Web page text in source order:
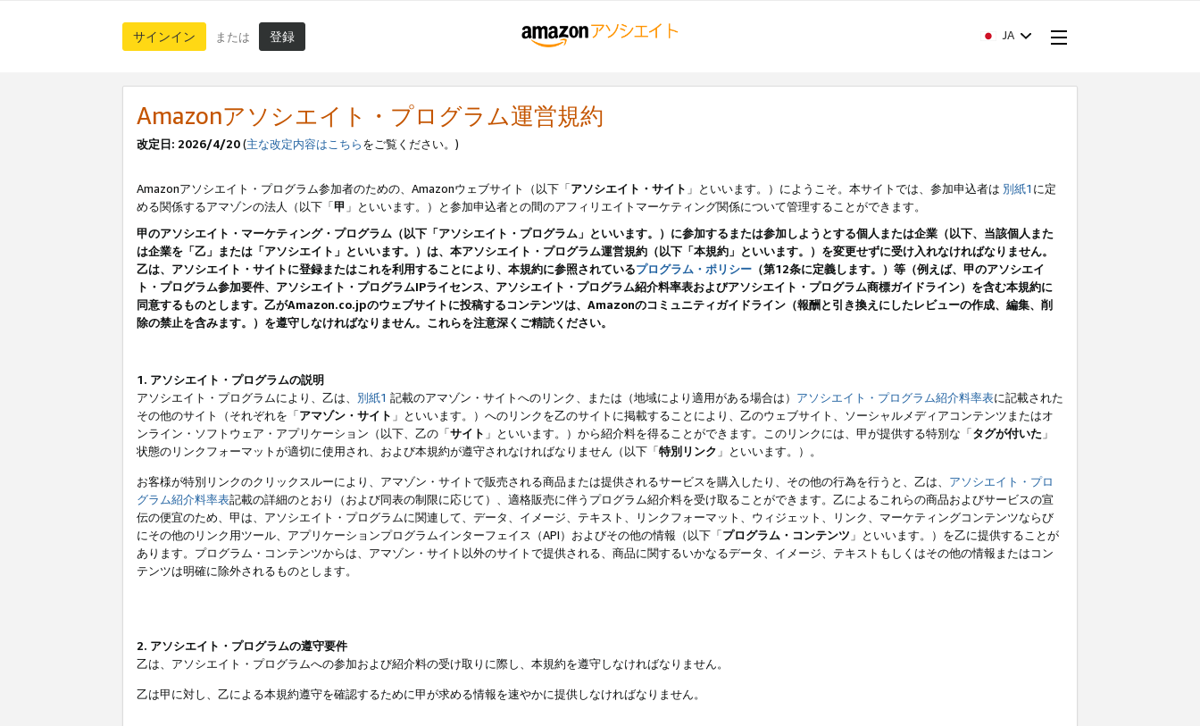
サインイン または 登録 JA
Amazonアソシエイト・プログラム運営規約
改定日: 2026/4/20(主な改定内容はこちらをご覧ください。)
Amazonアソシエイト・プログラム参加者のための、Amazonウェブサイト（以下「アソシエイト・サイト 」といいます。）にようこそ。本サイトでは、参加申込者は 別紙1 に定
める関係するアマゾンの法人（以下「甲 」といいます。）と参加申込者との間のアフィリエイトマーケティング関係について管理することができます。
甲のアソシエイト・マーケティング・プログラム（以下「アソシエイト・プログラム」といいます。）に参加するまたは参加しようとする個人または企業（以下、当該個人また
は企業を「乙」または「アソシエイト」といいます。）は、本アソシエイト・プログラム運営規約（以下「本規約」といいます。）を変更せずに受け入れなければなりません。
乙は、アソシエイト・サイトに登録またはこれを利用することにより、本規約に参照されているプログラム・ポリシー （第12条に定義します。）等（例えば、甲のアソシエイ
ト・プログラム参加要件、アソシエイト・プログラムIPライセンス、アソシエイト・プログラム紹介料率表およびアソシエイト・プログラム商標ガイドライン）を含む本規約に
同意するものとします。乙がAmazon.co.jpのウェブサイトに投稿するコンテンツは、Amazonのコミュニティガイドライン（報酬と引き換えにしたレビューの作成、編集、削
除の禁止を含みます。）を遵守しなければなりません。これらを注意深くご精読ください。
1. アソシエイト・プログラムの説明
アソシエイト・プログラムにより、乙は、 別紙1 記載のアマゾン・サイトへのリンク、または（地域により適用がある場合は） アソシエイト・プログラム紹介料率表に記載された
その他のサイト（それぞれを「アマゾン・サイト 」といいます。）へのリンクを乙のサイトに掲載することにより、乙のウェブサイト、ソーシャルメディアコンテンツまたはオ
ンライン・ソフトウェア・アプリケーション（以下、乙の「サイト 」といいます。）から紹介料を得ることができます。このリンクには、甲が提供する特別な「タグが付いた 」
状態のリンクフォーマットが適切に使用され、および本規約が遵守されなければなりません（以下「特別リンク 」といいます。）。
お客様が特別リンクのクリックスルーにより、アマゾン・サイトで販売される商品または提供されるサービスを購入したり、その他の行為を行うと、乙は、 アソシエイト・プロ
グラム紹介料率表記載の詳細のとおり（および同表の制限に応じて）、適格販売に伴うプログラム紹介料を受け取ることができます。乙によるこれらの商品およびサービスの宣
伝の便宜のため、甲は、アソシエイト・プログラムに関連して、データ、イメージ、テキスト、リンクフォーマット、ウィジェット、リンク、マーケティングコンテンツならび
にその他のリンク用ツール、アプリケーションプログラムインターフェイス（API）およびその他の情報（以下「プログラム・コンテンツ 」といいます。）を乙に提供することが
あります。プログラム・コンテンツからは、アマゾン・サイト以外のサイトで提供される、商品に関するいかなるデータ、イメージ、テキストもしくはその他の情報またはコン
テンツは明確に除外されるものとします。
2. アソシエイト・プログラムの遵守要件
乙は、アソシエイト・プログラムへの参加および紹介料の受け取りに際し、本規約を遵守しなければなりません。
乙は甲に対し、乙による本規約遵守を確認するために甲が求める情報を速やかに提供しなければなりません。